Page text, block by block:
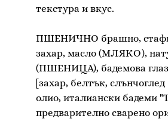
текстура и вкус.
ПШЕНИЧНО брашно,
захар, масло (МЛЯКО),
(ПШЕНИЦА), бадемова
[захар, белтък, слънчоглед
олио, италиански бадеми
предварително сварено